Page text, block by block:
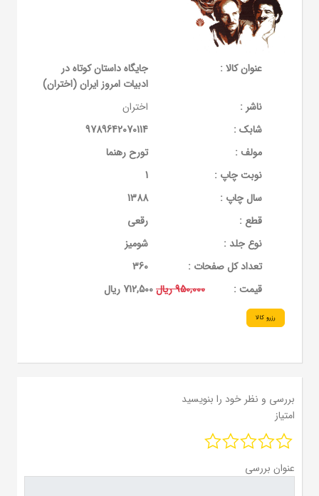
عنوان کالا :
جایگاه داستان کوتاه در
ادبیات امروز ایران (اختران)
ناشر :
اختران
شابک :
9789642070114
مولف :
تورح رهنما
نوبت چاپ :
1
سال چاپ :
1388
قطع :
رقعی
نوع جلد :
شومیز
تعداد کل صفحات :
360
قيمت :
950,000 ریال 712,500 ریال
رزرو کالا
بررسی و نظر خود را بنویسید
امتیاز
عنوان بررسی